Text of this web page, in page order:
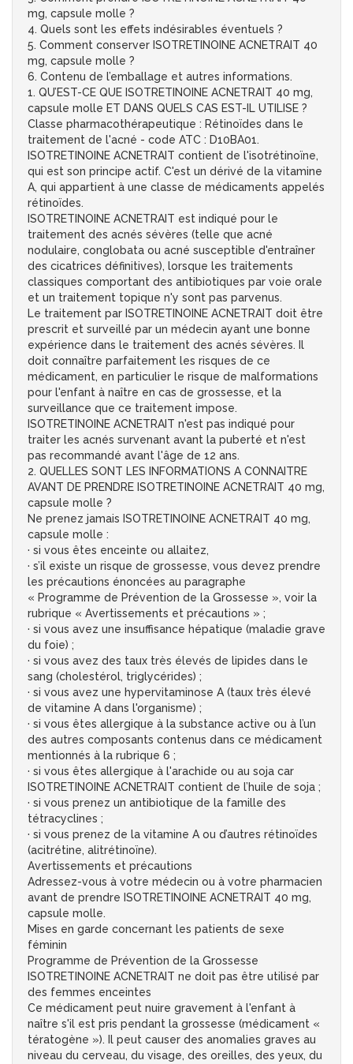
mg, capsule molle ?
4. Quels sont les effets indésirables éventuels ?
5. Comment conserver ISOTRETINOINE ACNETRAIT 40
mg, capsule molle ?
6. Contenu de l’emballage et autres informations.
1. QU’EST-CE QUE ISOTRETINOINE ACNETRAIT 40 mg,
capsule molle ET DANS QUELS CAS EST-IL UTILISE ?
Classe pharmacothérapeutique : Rétinoïdes dans le
traitement de l'acné - code ATC : D10BA01.
ISOTRETINOINE ACNETRAIT contient de l'isotrétinoïne,
qui est son principe actif. C'est un dérivé de la vitamine
A, qui appartient à une classe de médicaments appelés
rétinoïdes.
ISOTRETINOINE ACNETRAIT est indiqué pour le
traitement des acnés sévères (telle que acné
nodulaire, conglobata ou acné susceptible d'entraîner
des cicatrices définitives), lorsque les traitements
classiques comportant des antibiotiques par voie orale
et un traitement topique n'y sont pas parvenus.
Le traitement par ISOTRETINOINE ACNETRAIT doit être
prescrit et surveillé par un médecin ayant une bonne
expérience dans le traitement des acnés sévères. Il
doit connaître parfaitement les risques de ce
médicament, en particulier le risque de malformations
pour l'enfant à naître en cas de grossesse, et la
surveillance que ce traitement impose.
ISOTRETINOINE ACNETRAIT n'est pas indiqué pour
traiter les acnés survenant avant la puberté et n'est
pas recommandé avant l'âge de 12 ans.
2. QUELLES SONT LES INFORMATIONS A CONNAITRE
AVANT DE PRENDRE ISOTRETINOINE ACNETRAIT 40 mg,
capsule molle ?
Ne prenez jamais ISOTRETINOINE ACNETRAIT 40 mg,
capsule molle :
· si vous êtes enceinte ou allaitez,
· s’il existe un risque de grossesse, vous devez prendre
les précautions énoncées au paragraphe
« Programme de Prévention de la Grossesse », voir la
rubrique « Avertissements et précautions » ;
· si vous avez une insuffisance hépatique (maladie grave
du foie) ;
· si vous avez des taux très élevés de lipides dans le
sang (cholestérol, triglycérides) ;
· si vous avez une hypervitaminose A (taux très élevé
de vitamine A dans l'organisme) ;
· si vous êtes allergique à la substance active ou à l’un
des autres composants contenus dans ce médicament
mentionnés à la rubrique 6 ;
· si vous êtes allergique à l'arachide ou au soja car
ISOTRETINOINE ACNETRAIT contient de l’huile de soja ;
· si vous prenez un antibiotique de la famille des
tétracyclines ;
· si vous prenez de la vitamine A ou d’autres rétinoïdes
(acitrétine, alitrétinoïne).
Avertissements et précautions
Adressez-vous à votre médecin ou à votre pharmacien
avant de prendre ISOTRETINOINE ACNETRAIT 40 mg,
capsule molle.
Mises en garde concernant les patients de sexe
féminin
Programme de Prévention de la Grossesse
ISOTRETINOINE ACNETRAIT ne doit pas être utilisé par
des femmes enceintes
Ce médicament peut nuire gravement à l'enfant à
naître s'il est pris pendant la grossesse (médicament «
tératogène »). Il peut causer des anomalies graves au
niveau du cerveau, du visage, des oreilles, des yeux, du